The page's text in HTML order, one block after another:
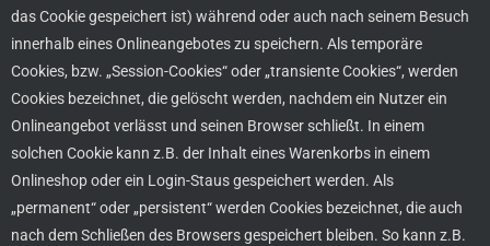
das Cookie gespeichert ist) während oder auch nach seinem Besuch
innerhalb eines Onlineangebotes zu speichern. Als temporäre
Cookies, bzw. „Session-Cookies“ oder „transiente Cookies“, werden
Cookies bezeichnet, die gelöscht werden, nachdem ein Nutzer ein
Onlineangebot verlässt und seinen Browser schließt. In einem
solchen Cookie kann z.B. der Inhalt eines Warenkorbs in einem
Onlineshop oder ein Login-Staus gespeichert werden. Als
„permanent“ oder „persistent“ werden Cookies bezeichnet, die auch
nach dem Schließen des Browsers gespeichert bleiben. So kann z.B.